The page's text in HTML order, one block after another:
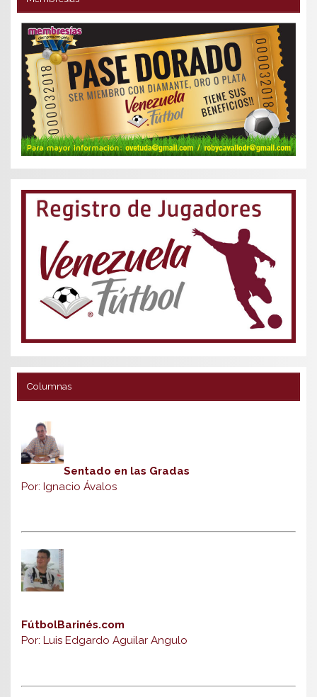
Columnas
Sentado en las Gradas
Por: Ignacio Ávalos
FútbolBarinés.com
Por: Luis Edgardo Aguilar Angulo